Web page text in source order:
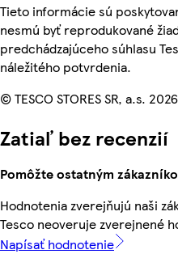
Tieto informácie sú
nesmú byť reprodukované
predchádzajúceho súhlasu
náležitého potvrdenia.
© TESCO STORES SR, a.s. 2026
Zatiaľ bez recenzií
Pomôžte ostatným
Hodnotenia zverejňujú naši
Tesco neoveruje zverejnené
Napísať hodnotenie